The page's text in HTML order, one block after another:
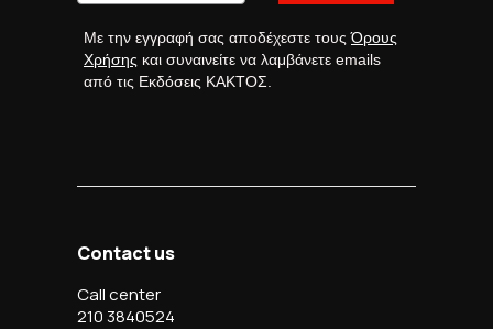
Με την εγγραφή σας αποδέχεστε τουςΌρους
Χρήσης και συναινείτε να λαμβάνετε emails
από τις Εκδόσεις ΚΑΚΤΟΣ.
Contact us
Call center
210 3840524